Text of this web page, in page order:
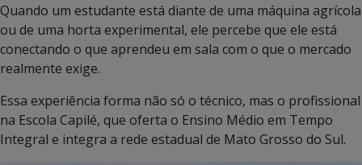
Quando um estudante está diante de uma máquina agrícola
ou de uma horta experimental, ele percebe que ele está
conectando o que aprendeu em sala com o que o mercado
realmente exige.
Essa experiência forma não só o técnico, mas o profissional
na Escola Capilé, que oferta o Ensino Médio em Tempo
Integral e integra a rede estadual de Mato Grosso do Sul.